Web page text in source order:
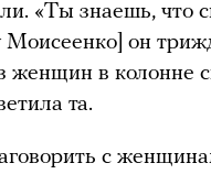
«Ты знаешь, что
Моисеенко] он
женщин в колонне
та.
с